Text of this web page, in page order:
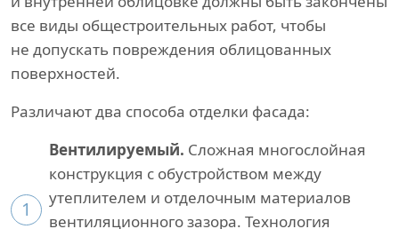
все виды общестроительных работ, чтобы
не допускать повреждения облицованных
поверхностей.
Различают два способа отделки фасада:
1
Вентилируемый. Сложная многослойная
конструкция с обустройством между
утеплителем и отделочным материалов
вентиляционного зазора. Технология